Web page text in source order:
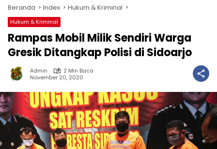
Beranda Index Hukum & Kriminal
Hukum & Kriminal
Rampas Mobil Milik Sendiri Warga
Gresik Ditangkap Polisi di Sidoarjo
Admin
2 Min Baca
November 20, 2020